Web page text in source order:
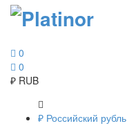
0
0
₽ RUB
₽ Российский рубль